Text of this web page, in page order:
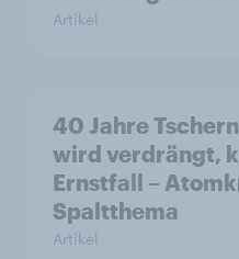
Artikel
40 Jahre
wird verdrängt,
Ernstfall –
Spaltthema
Artikel